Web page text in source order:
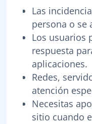
Las
persona o se
Los usuarios
respuesta
aplicaciones.
Redes,
atención
Necesitas
sitio cuando